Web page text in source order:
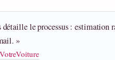
le processus : estimation
»